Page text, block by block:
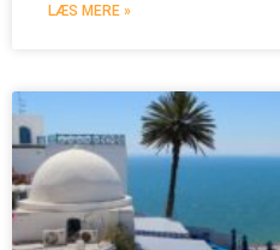
LÆS MERE »